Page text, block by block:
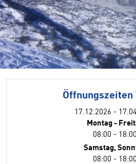
17.12.2026 -
Montag -
08:00 - 18:00
Samstag,
08:00 - 18:00